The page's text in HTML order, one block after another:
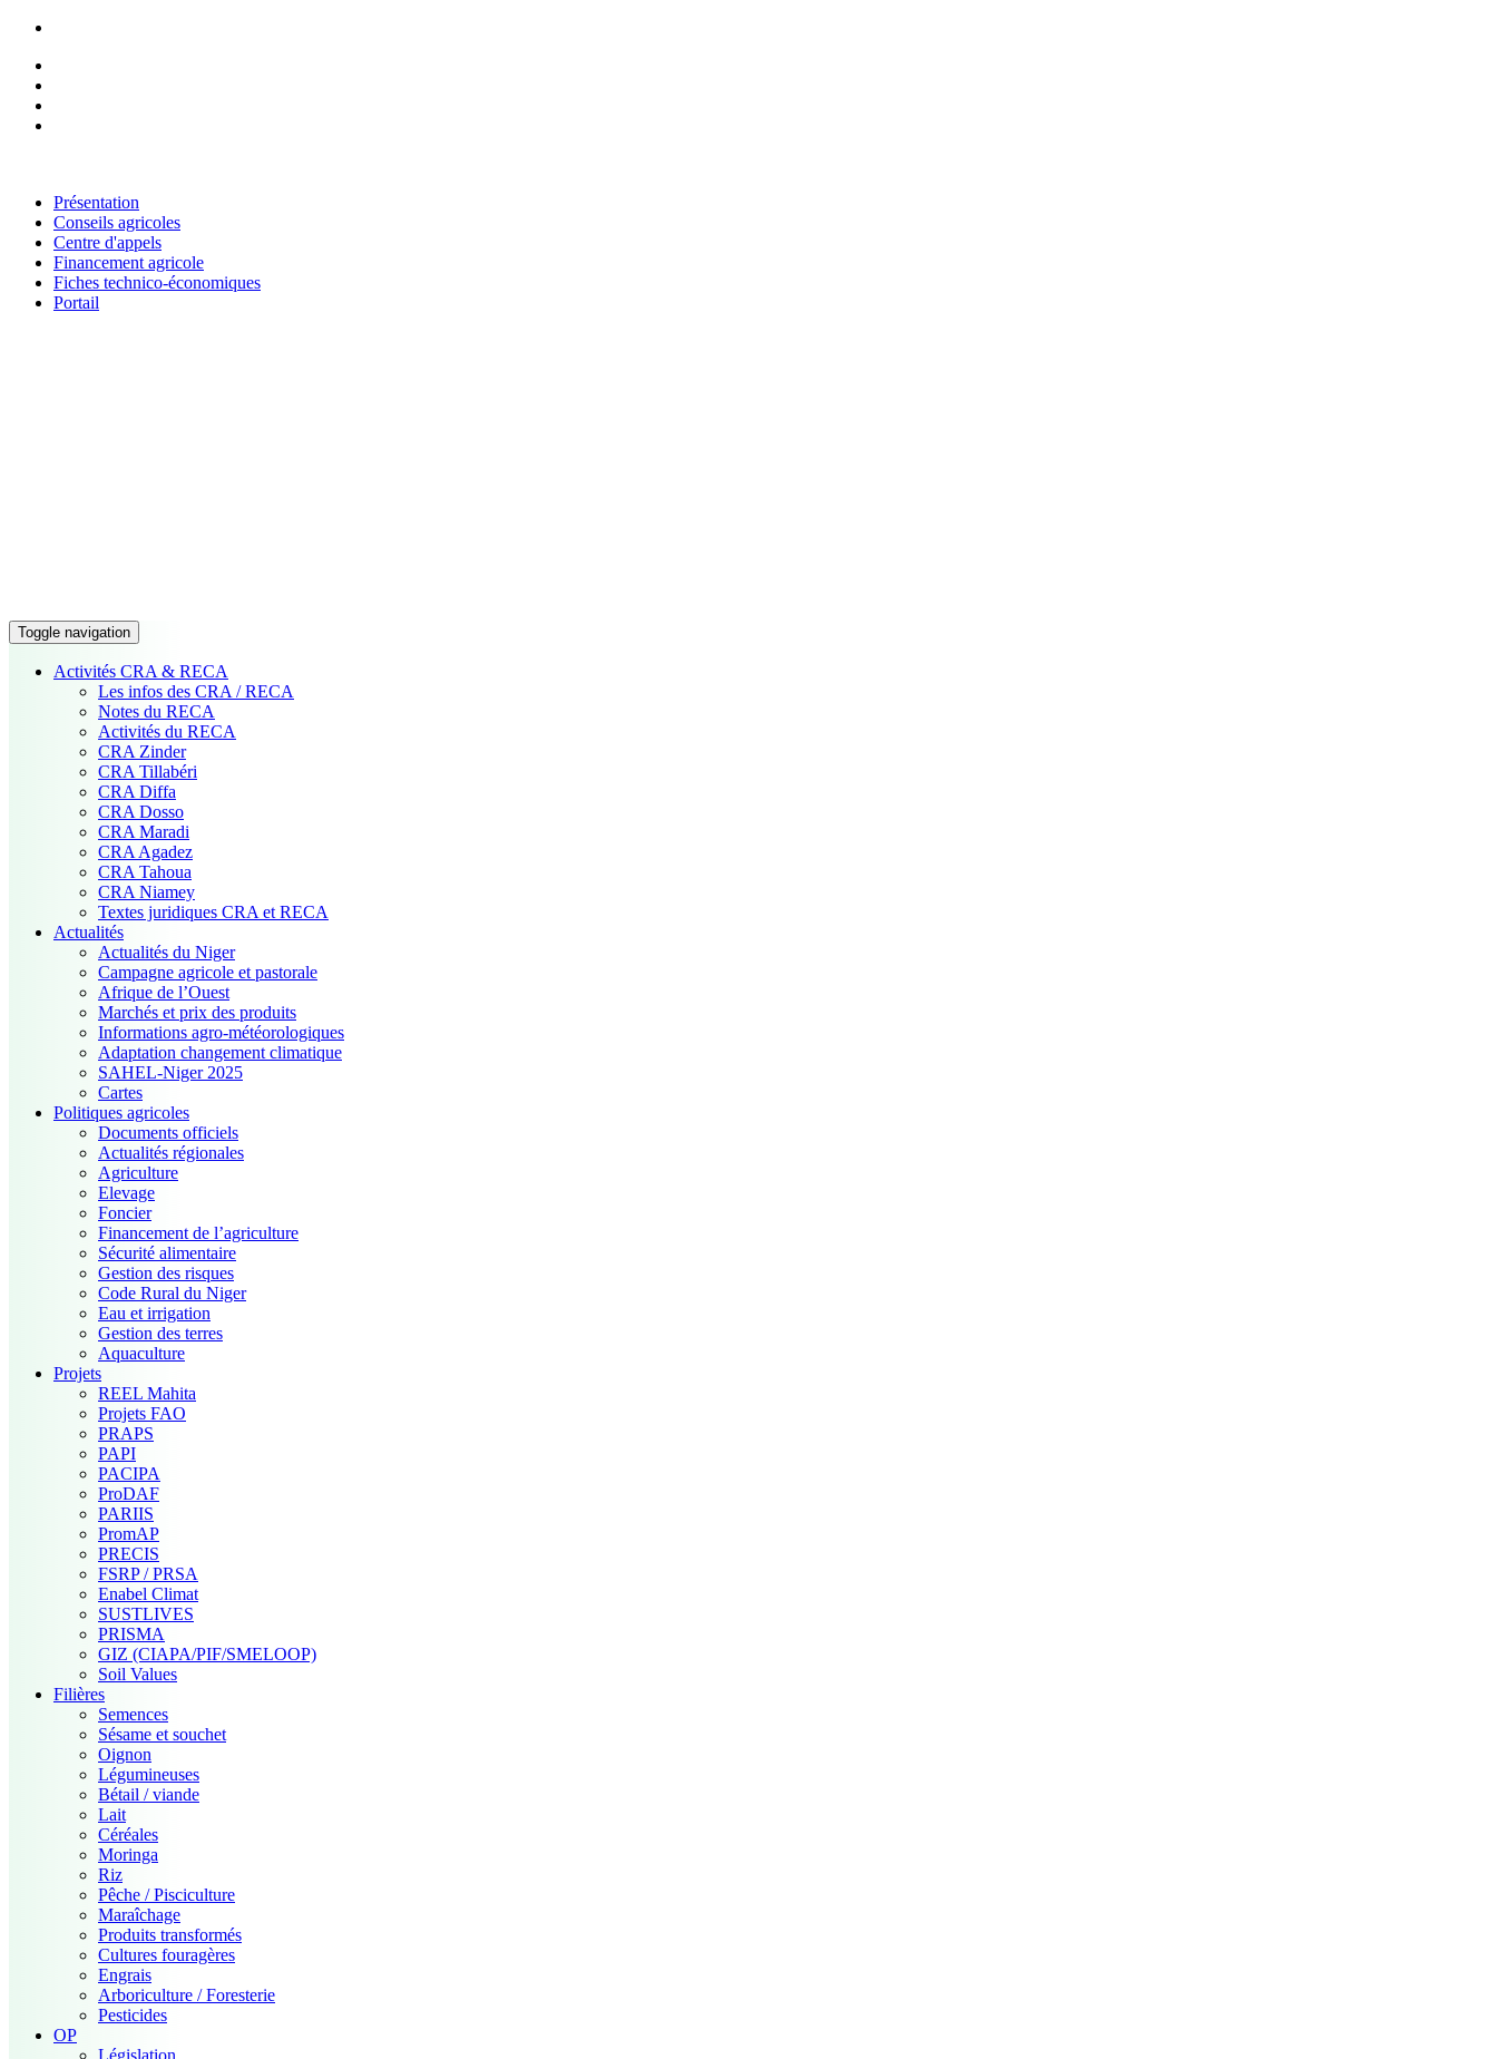
Présentation
Conseils agricoles
Centre d'appels
Financement agricole
Fiches technico-économiques
Portail
Toggle navigation
Activités CRA & RECA
Les infos des CRA / RECA
Notes du RECA
Activités du RECA
CRA Zinder
CRA Tillabéri
CRA Diffa
CRA Dosso
CRA Maradi
CRA Agadez
CRA Tahoua
CRA Niamey
Textes juridiques CRA et RECA
Actualités
Actualités du Niger
Campagne agricole et pastorale
Afrique de l’Ouest
Marchés et prix des produits
Informations agro-météorologiques
Adaptation changement climatique
SAHEL-Niger 2025
Cartes
Politiques agricoles
Documents officiels
Actualités régionales
Agriculture
Elevage
Foncier
Financement de l’agriculture
Sécurité alimentaire
Gestion des risques
Code Rural du Niger
Eau et irrigation
Gestion des terres
Aquaculture
Projets
REEL Mahita
Projets FAO
PRAPS
PAPI
PACIPA
ProDAF
PARIIS
PromAP
PRECIS
FSRP / PRSA
Enabel Climat
SUSTLIVES
PRISMA
GIZ (CIAPA/PIF/SMELOOP)
Soil Values
Filières
Semences
Sésame et souchet
Oignon
Légumineuses
Bétail / viande
Lait
Céréales
Moringa
Riz
Pêche / Pisciculture
Maraîchage
Produits transformés
Cultures fouragères
Engrais
Arboriculture / Foresterie
Pesticides
OP
Législation